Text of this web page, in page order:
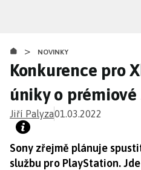
obsahu
> NOVINKY
Konkurence pro
úniky o prémiové
Jiří Palyza01.03.2022
Sony zřejmě plánuje
službu pro PlayStation.